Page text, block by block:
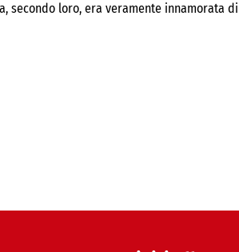
secondo loro, era veramente innamorata di